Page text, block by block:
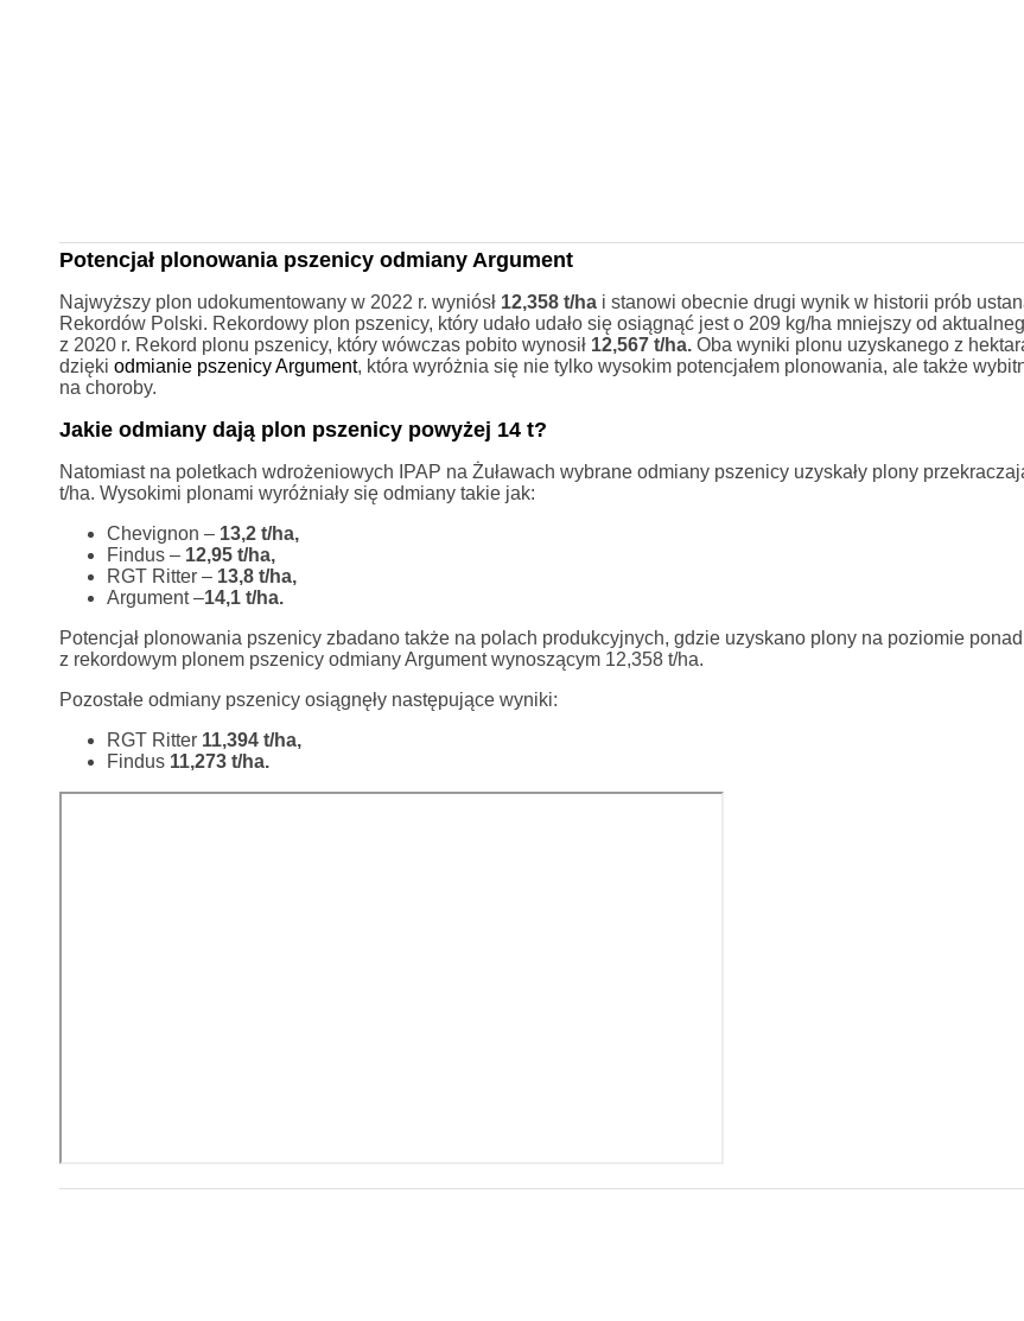
Potencjał plonowania pszenicy odmiany Argument
Najwyższy plon udokumentowany w 2022 r. wyniósł 12,358 t/hai stanowi obecnie drugi wynik w historii prób
Rekordów Polski. Rekordowy plon pszenicy, który udało udało się osiągnąć jest o 209 kg/ha mniejszy od
z 2020 r. Rekord plonu pszenicy, który wówczas pobito wynosił 12,567 t/ha.Oba wyniki plonu uzyskanego z
dzięki odmianie pszenicy Argument, która wyróżnia się nie tylko wysokim potencjałem plonowania, ale także
na choroby.
Jakie odmiany dają plon pszenicy powyżej 14 t?
Natomiast na poletkach wdrożeniowych IPAP na Żuławach wybrane odmiany pszenicy uzyskały plony
t/ha. Wysokimi plonami wyróżniały się odmiany takie jak:
Chevignon – 13,2 t/ha,
Findus – 12,95 t/ha,
RGT Ritter – 13,8 t/ha,
Argument –14,1 t/ha.
Potencjał plonowania pszenicy zbadano także na polach produkcyjnych, gdzie uzyskano plony na poziomie
z rekordowym plonem pszenicy odmiany Argument wynoszącym 12,358 t/ha.
Pozostałe odmiany pszenicy osiągnęły następujące wyniki:
RGT Ritter11,394 t/ha,
Findus 11,273 t/ha.